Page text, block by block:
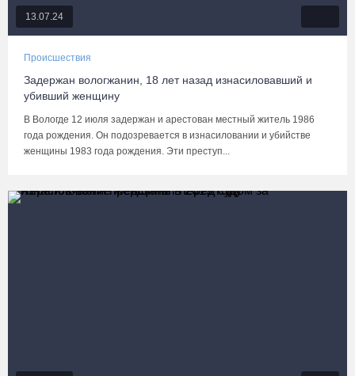
13.07.24
Происшествия
Задержан вологжанин, 18 лет назад изнасиловавший и
убивший женщину
В Вологде 12 июля задержан и арестован местный житель 1986
года рождения. Он подозревается в изнасиловании и убийстве
женщины 1983 года рождения. Эти преступ...